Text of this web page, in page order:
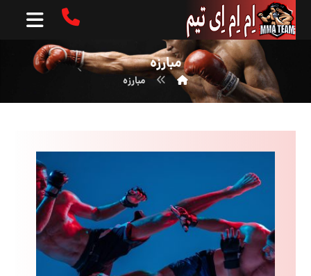
مبارزه
مبارزه